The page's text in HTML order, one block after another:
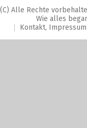
(C) Alle Rechte
Wie alles
Kontakt, Impressum